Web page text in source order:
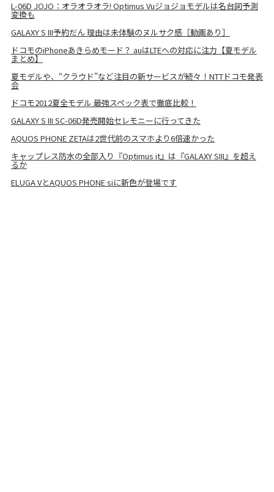
L-06D JOJO：オラオラオラ! Optimus Vuジョジョモデルは名台詞予測
変換も
GALAXY S III予約だん 理由は未体験のヌルサク感［動画あり］
ドコモのiPhoneあきらめモード？ auはLTEへの対応に注力【夏モデル
まとめ】
夏モデルや、“クラウド”など注目の新サービスが続々！NTTドコモ発表
会
ドコモ2012夏全モデル 最強スペック表で徹底比較！
GALAXY S III SC-06D発売開始セレモニーに行ってきた
AQUOS PHONE ZETAは2世代前のスマホより6倍速かった
キャップレス防水の全部入り『Optimus it』は『GALAXY SIII』を超え
るか
ELUGA VとAQUOS PHONE siに新色が登場です